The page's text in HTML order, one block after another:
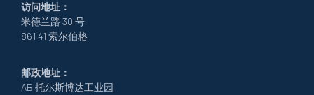
访问地址：
米德兰路 30 号
861 41 索尔伯格
邮政地址：
AB 托尔斯博达工业园